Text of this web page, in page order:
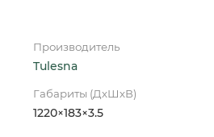
Производитель
Tulesna
Габариты (ДхШхВ)
1220×183×3.5